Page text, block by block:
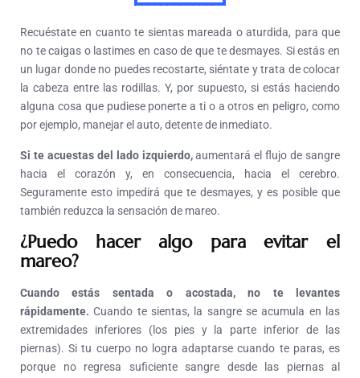
Recuéstate en cuanto te sientas mareada o aturdida, para que
no te caigas o lastimes en caso de que te desmayes. Si estás en
un lugar donde no puedes recostarte, siéntate y trata de colocar
la cabeza entre las rodillas. Y, por supuesto, si estás haciendo
alguna cosa que pudiese ponerte a ti o a otros en peligro, como
por ejemplo, manejar el auto, detente de inmediato.
Si te acuestas del lado izquierdo,aumentará el flujo de sangre
hacia el corazón y, en consecuencia, hacia el cerebro.
Seguramente esto impedirá que te desmayes, y es posible que
también reduzca la sensación de mareo.
¿Puedo hacer algo para evitar el
mareo?
Cuando estás sentada o acostada, no te levantes
rápidamente. Cuando te sientas, la sangre se acumula en las
extremidades inferiores (los pies y la parte inferior de las
piernas). Si tu cuerpo no logra adaptarse cuando te paras, es
porque no regresa suficiente sangre desde las piernas al